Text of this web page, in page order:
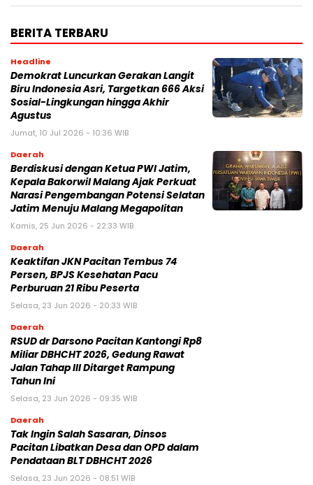
BERITA TERBARU
Headline
Demokrat Luncurkan Gerakan Langit
Biru Indonesia Asri, Targetkan 666 Aksi
Sosial-Lingkungan hingga Akhir
Agustus
Jumat, 10 Jul 2026 - 10:36 WIB
Daerah
Berdiskusi dengan Ketua PWI Jatim,
Kepala Bakorwil Malang Ajak Perkuat
Narasi Pengembangan Potensi Selatan
Jatim Menuju Malang Megapolitan
Kamis, 25 Jun 2026 - 22:33 WIB
Daerah
Keaktifan JKN Pacitan Tembus 74
Persen, BPJS Kesehatan Pacu
Perburuan 21 Ribu Peserta
Selasa, 23 Jun 2026 - 20:33 WIB
Daerah
RSUD dr Darsono Pacitan Kantongi Rp8
Miliar DBHCHT 2026, Gedung Rawat
Jalan Tahap III Ditarget Rampung
Tahun Ini
Selasa, 23 Jun 2026 - 09:35 WIB
Daerah
Tak Ingin Salah Sasaran, Dinsos
Pacitan Libatkan Desa dan OPD dalam
Pendataan BLT DBHCHT 2026
Selasa, 23 Jun 2026 - 08:51 WIB